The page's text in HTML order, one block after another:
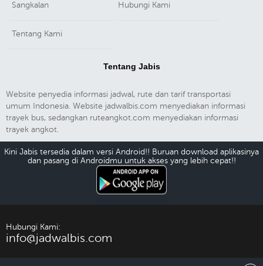
Sangkalan Hubungi Kami
Tentang Kami
Tentang Jabis
Website penyedia informasi jadwal, rute dan tarif transportasi
umum Indonesia. Website jadwalbis.com menyediakan informasi
trayek bus, sedangkan ruteangkot.com menyediakan informasi
trayek angkot.
Kini Jabis tersedia dalam versi Android!! Buruan download aplikasinya
dan pasang di Androidmu untuk akses yang lebih cepat!!
Hubungi Kami:
info@jadwalbis.com